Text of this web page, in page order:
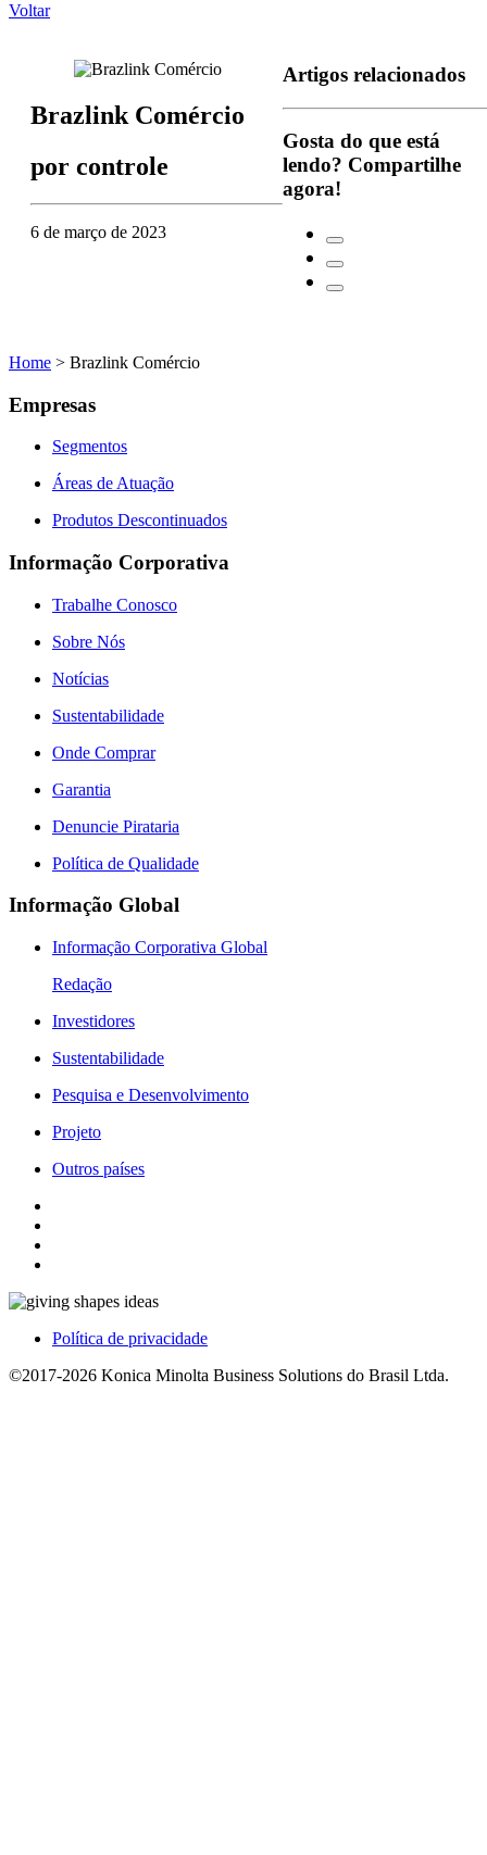
Voltar
Brazlink Comércio
por controle
6 de março de 2023
Artigos relacionados
Gosta do que está
lendo? Compartilhe
agora!
Home > Brazlink Comércio
Empresas
Segmentos
Áreas de Atuação
Produtos Descontinuados
Informação Corporativa
Trabalhe Conosco
Sobre Nós
Notícias
Sustentabilidade
Onde Comprar
Garantia
Denuncie Pirataria
Política de Qualidade
Informação Global
Informação Corporativa Global
Redação
Investidores
Sustentabilidade
Pesquisa e Desenvolvimento
Projeto
Outros países
Política de privacidade
©2017-2026 Konica Minolta Business Solutions do Brasil Ltda.